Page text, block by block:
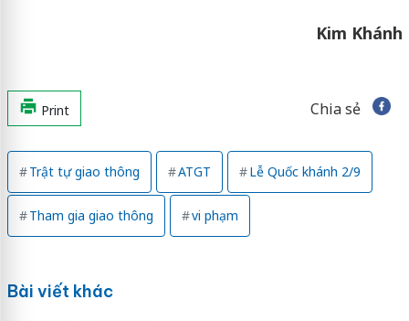
Kim Khánh
Print Chia sẻ
Trật tự giao thông ATGT Lễ Quốc khánh 2/9
Tham gia giao thông vi phạm
Bài viết khác